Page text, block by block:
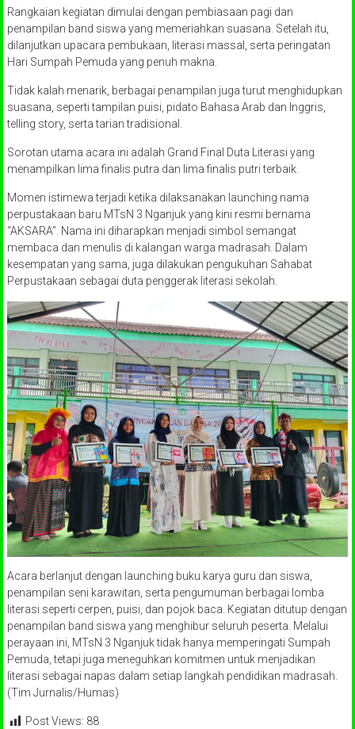
Rangkaian kegiatan dimulai dengan pembiasaan pagi dan
penampilan band siswa yang memeriahkan suasana. Setelah itu,
dilanjutkan upacara pembukaan, literasi massal, serta peringatan
Hari Sumpah Pemuda yang penuh makna.
Tidak kalah menarik, berbagai penampilan juga turut menghidupkan
suasana, seperti tampilan puisi, pidato Bahasa Arab dan Inggris,
telling story, serta tarian tradisional.
Sorotan utama acara ini adalah Grand Final Duta Literasi yang
menampilkan lima finalis putra dan lima finalis putri terbaik.
Momen istimewa terjadi ketika dilaksanakan launching nama
perpustakaan baru MTsN 3 Nganjuk yang kini resmi bernama
“AKSARA”. Nama ini diharapkan menjadi simbol semangat
membaca dan menulis di kalangan warga madrasah. Dalam
kesempatan yang sama, juga dilakukan pengukuhan Sahabat
Perpustakaan sebagai duta penggerak literasi sekolah.
Acara berlanjut dengan launching buku karya guru dan siswa,
penampilan seni karawitan, serta pengumuman berbagai lomba
literasi seperti cerpen, puisi, dan pojok baca. Kegiatan ditutup dengan
penampilan band siswa yang menghibur seluruh peserta. Melalui
perayaan ini, MTsN 3 Nganjuk tidak hanya memperingati Sumpah
Pemuda, tetapi juga meneguhkan komitmen untuk menjadikan
literasi sebagai napas dalam setiap langkah pendidikan madrasah.
(Tim Jurnalis/Humas)
Post Views: 88